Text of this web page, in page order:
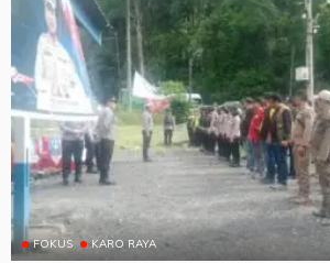
FOKUS KARO RAYA